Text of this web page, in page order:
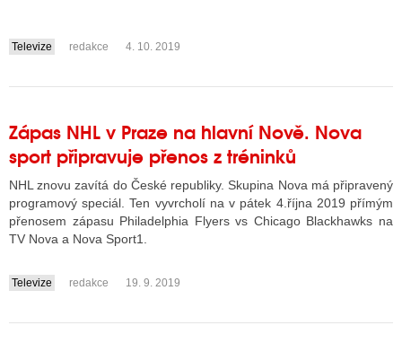
STRÁNKY TV
TISK
BLOGERA
....
Televize redakce 4. 10. 2019
Zápas NHL v Praze na hlavní Nově. Nova
sport připravuje přenos z tréninků
NHL znovu zavítá do České republiky. Skupina Nova má připravený
programový speciál. Ten vyvrcholí na v pátek 4.října 2019 přímým
přenosem zápasu Philadelphia Flyers vs Chicago Blackhawks na
TV Nova a Nova Sport1.
....
Televize redakce 19. 9. 2019